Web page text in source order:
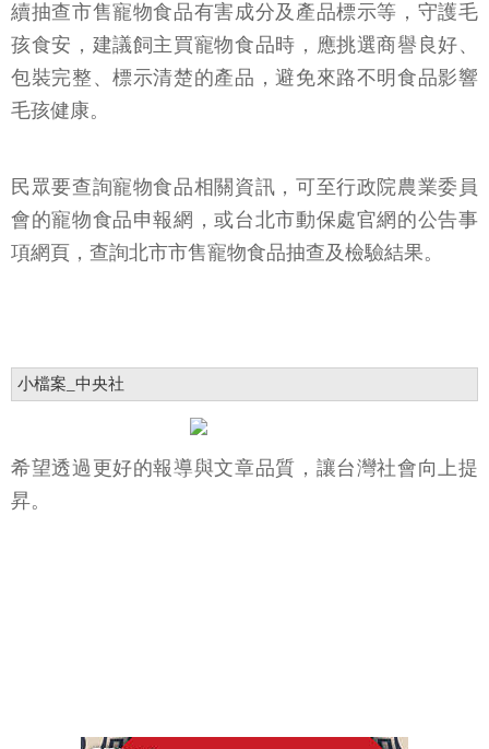
續抽查市售寵物食品有害成分及產品標示等，守護毛
孩食安，建議飼主買寵物食品時，應挑選商譽良好、
包裝完整、標示清楚的產品，避免來路不明食品影響
毛孩健康。
民眾要查詢寵物食品相關資訊，可至行政院農業委員
會的寵物食品申報網，或台北市動保處官網的公告事
項網頁，查詢北市市售寵物食品抽查及檢驗結果。
小檔案_中央社
希望透過更好的報導與文章品質，讓台灣社會向上提
昇。